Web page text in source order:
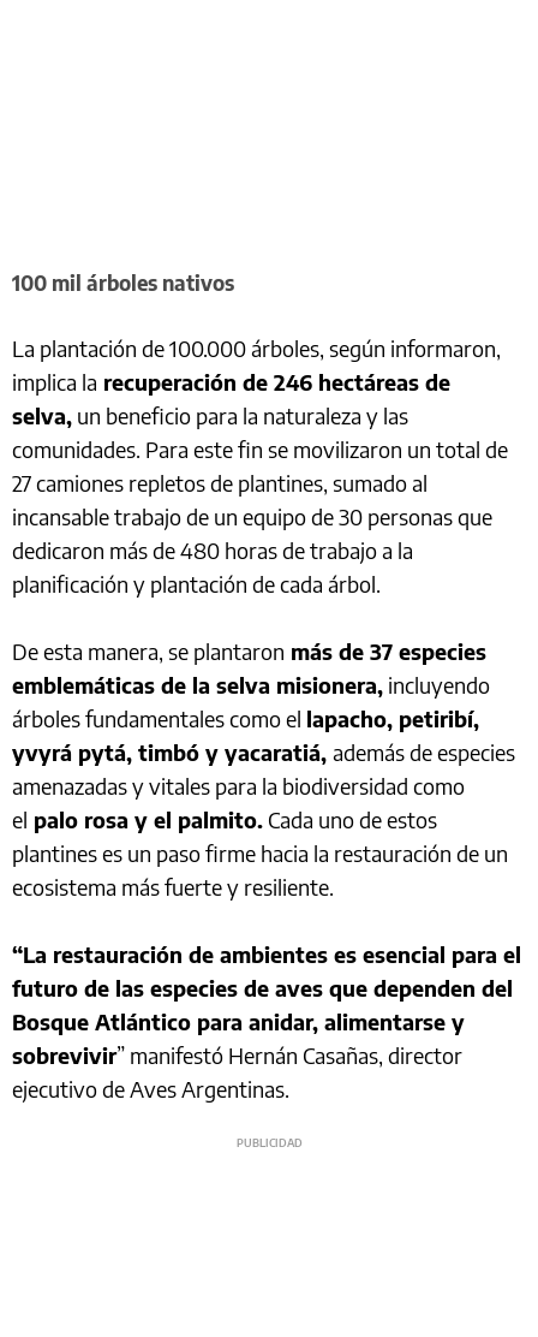
100 mil árboles nativos
La plantación de 100.000 árboles, según informaron,
implica la recuperación de 246 hectáreas de
selva, un beneficio para la naturaleza y las
comunidades. Para este fin se movilizaron un total de
27 camiones repletos de plantines, sumado al
incansable trabajo de un equipo de 30 personas que
dedicaron más de 480 horas de trabajo a la
planificación y plantación de cada árbol.
De esta manera, se plantaron más de 37 especies
emblemáticas de la selva misionera, incluyendo
árboles fundamentales como el lapacho, petiribí,
yvyrá pytá, timbó y yacaratiá, además de especies
amenazadas y vitales para la biodiversidad como
el palo rosa y el palmito. Cada uno de estos
plantines es un paso firme hacia la restauración de un
ecosistema más fuerte y resiliente.
“La restauración de ambientes es esencial para el
futuro de las especies de aves que dependen del
Bosque Atlántico para anidar, alimentarse y
sobrevivir” manifestó Hernán Casañas, director
ejecutivo de Aves Argentinas.